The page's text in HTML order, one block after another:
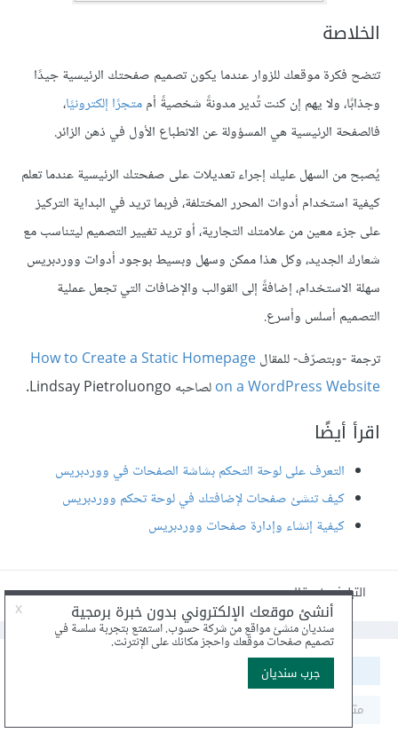
الخلاصة
تتضح فكرة موقعك للزوار عندما يكون تصميم صفحتك الرئيسية جيدًا
وجذابًا، ولا يهم إن كنت تُدير مدونةً شخصيةً أممتجرًا إلكترونيًا،
فالصفحة الرئيسية هي المسؤولة عن الانطباع الأول في ذهن الزائر.
يُصبح من السهل عليك إجراء تعديلات على صفحتك الرئيسية عندما تعلم
كيفية استخدام أدوات المحرر المختلفة، فربما تريد في البداية التركيز
على جزء معين من علامتك التجارية، أو تريد تغيير التصميم ليتناسب مع
شعارك الجديد، وكل هذا ممكن وسهل وبسيط بوجود أدوات ووردبريس
سهلة الاستخدام، إضافةً إلى القوالب والإضافات التي تجعل عملية
التصميم أسلس وأسرع.
ترجمة -وبتصرّف- للمقالHow to Create a Static Homepage
on a WordPress Websiteلصاحبه Lindsay Pietroluongo.
اقرأ أيضًا
التعرف على لوحة التحكم بشاشة الصفحات في ووردبريس
كيف تنشئ صفحات لإضافتك في لوحة تحكم ووردبريس
كيفية إنشاء وإدارة صفحات ووردبريس
التبليغ عن مقال
متابعون